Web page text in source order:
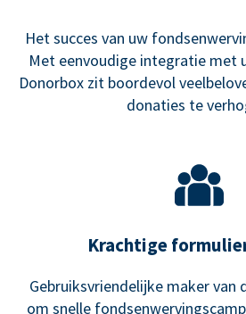
Het succes van uw
Met eenvoudige integratie met
Donorbox zit boordevol
donaties te
Krachtige
Gebruiksvriendelijke maker
om snelle